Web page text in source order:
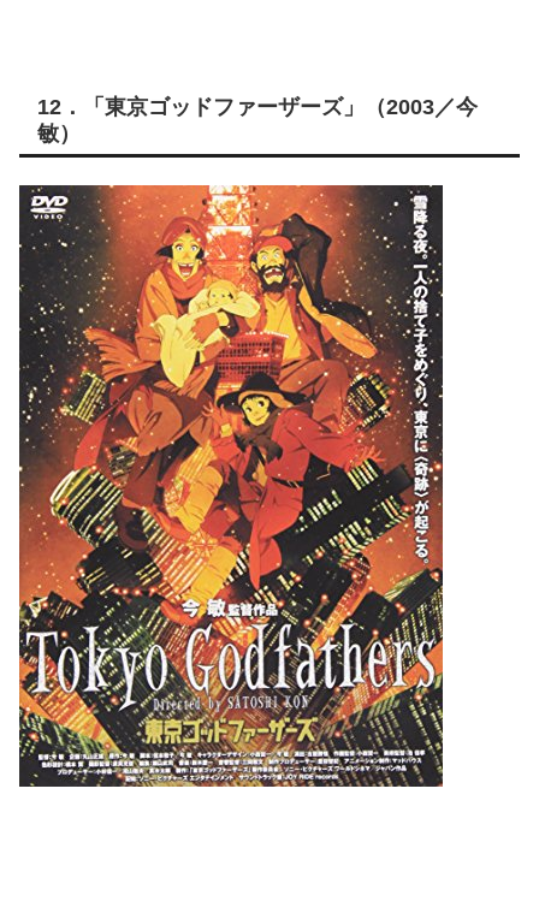
12．「東京ゴッドファーザーズ」（2003／今
敏）